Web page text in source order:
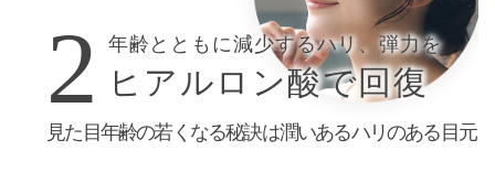
年齢とともに減少するハリ、弾力を
ヒアルロン酸で回復
見た目年齢の若くなる秘訣は潤いあるハリのある目元